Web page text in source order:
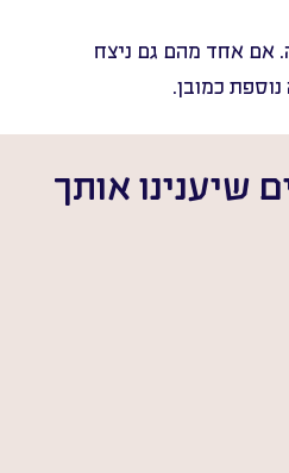
אם אחד מהם גם ניצח
כמובן.
שיענינו אותך